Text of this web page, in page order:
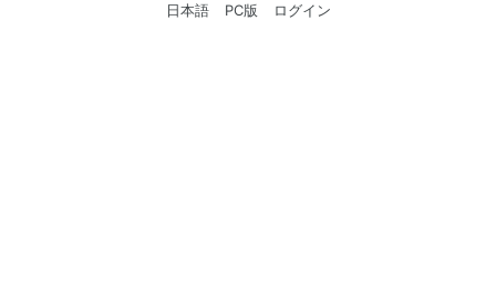
日本語 PC版 ログイン